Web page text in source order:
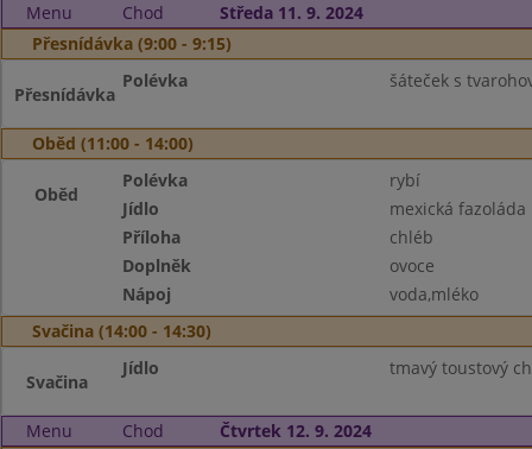
Menu Chod
Středa 11. 9. 2024
Přesnídávka (9:00 - 9:15)
Přesnídávka
Polévka šáteček s
Oběd (11:00 - 14:00)
Oběd
Polévka
rybí
Jídlo
mexická fazoláda
Příloha
chléb
Doplněk
ovoce
Nápoj
voda,mléko
Svačina (14:00 - 14:30)
Svačina
Jídlo tmavý toustový
Menu Chod
Čtvrtek 12. 9. 2024